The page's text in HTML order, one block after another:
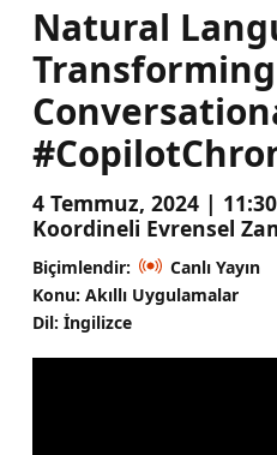
Natural
Transforming
4 Temmuz, 2024 |
Koordineli Evrensel
Biçimlendir:
Canlı Yayın
Konu: Akıllı Uygulamalar
Dil: İngilizce